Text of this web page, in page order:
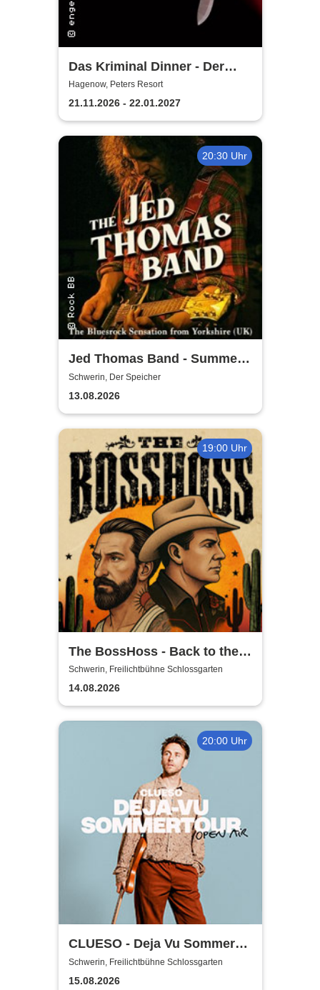
Das Kriminal Dinner - Der
letzte Joint der Marie Juana
Hagenow, Peters Resort
21.11.2026 - 22.01.2027
20:30 Uhr
Jed Thomas Band - Summer
Tour 2026
Schwerin, Der Speicher
13.08.2026
19:00 Uhr
The BossHoss - Back to the
Boots - LIVE - Summer 2026
Schwerin, Freilichtbühne Schlossgarten
14.08.2026
20:00 Uhr
CLUESO - Deja Vu Sommer
Open Air
Schwerin, Freilichtbühne Schlossgarten
15.08.2026